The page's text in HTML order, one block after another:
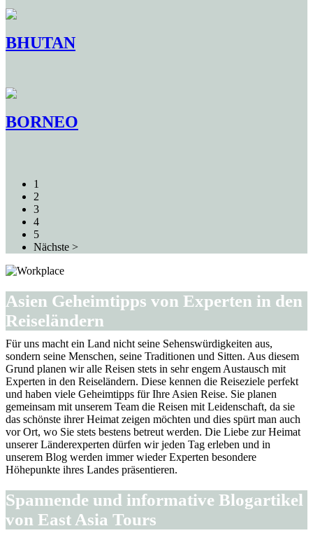
BHUTAN
BORNEO
1
2
3
4
5
Nächste >
Asien Geheimtipps von Experten in den
Reiseländern
Für uns macht ein Land nicht seine Sehenswürdigkeiten aus,
sondern seine Menschen, seine Traditionen und Sitten. Aus diesem
Grund planen wir alle Reisen stets in sehr engem Austausch mit
Experten in den Reiseländern. Diese kennen die Reiseziele perfekt
und haben viele Geheimtipps für Ihre Asien Reise. Sie planen
gemeinsam mit unserem Team die Reisen mit Leidenschaft, da sie
das schönste ihrer Heimat zeigen möchten und dies spürt man auch
vor Ort, wo Sie stets bestens betreut werden. Die Liebe zur Heimat
unserer Länderexperten dürfen wir jeden Tag erleben und in
unserem Blog werden immer wieder Experten besondere
Höhepunkte ihres Landes präsentieren.
Spannende und informative Blogartikel
von East Asia Tours